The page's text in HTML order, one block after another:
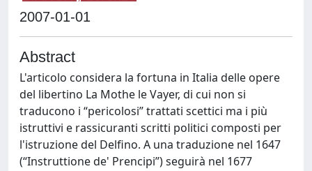
2007-01-01
Abstract
L'articolo considera la fortuna in Italia delle opere
del libertino La Mothe le Vayer, di cui non si
traducono i “pericolosi” trattati scettici ma i più
istruttivi e rassicuranti scritti politici composti per
l'istruzione del Delfino. A una traduzione nel 1647
(“Instruttione de' Prencipi”) seguirà nel 1677